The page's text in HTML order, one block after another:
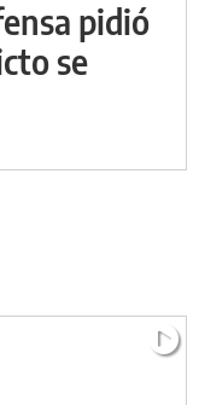
pidió
se